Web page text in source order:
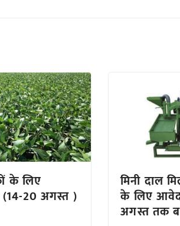
के लिए
(14-20 अगस्त )
मिनी दाल
के लिए
अगस्त तक